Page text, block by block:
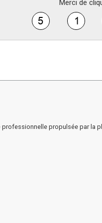
Merci de
professionnelle propulsée par la